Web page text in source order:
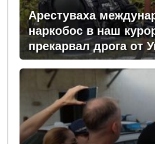
Арестуваха
наркобос в наш
прекарвал дрога от
ЕС